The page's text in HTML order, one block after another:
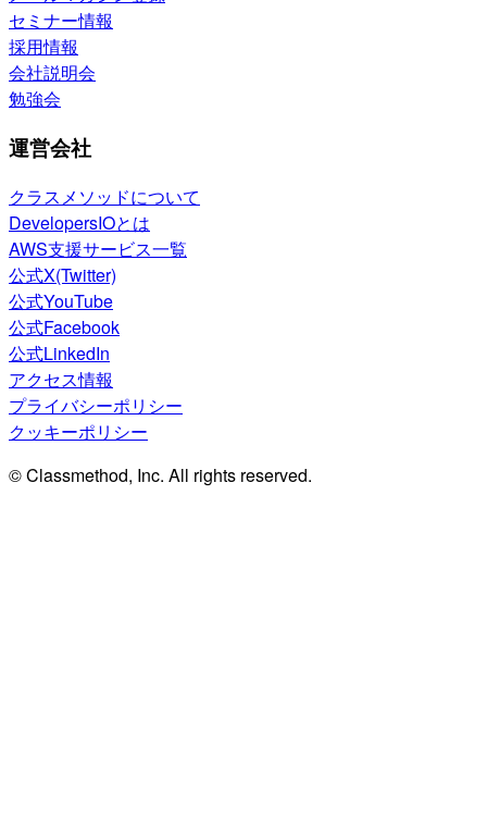
セミナー情報
採用情報
会社説明会
勉強会
運営会社
クラスメソッドについて
DevelopersIOとは
AWS支援サービス一覧
公式X(Twitter)
公式YouTube
公式Facebook
公式LinkedIn
アクセス情報
プライバシーポリシー
クッキーポリシー
© Classmethod, Inc. All rights reserved.